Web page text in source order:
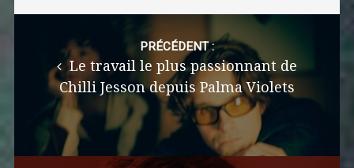
navigation
PRÉCÉDENT :
Le travail le plus passionnant de
Chilli Jesson depuis Palma Violets